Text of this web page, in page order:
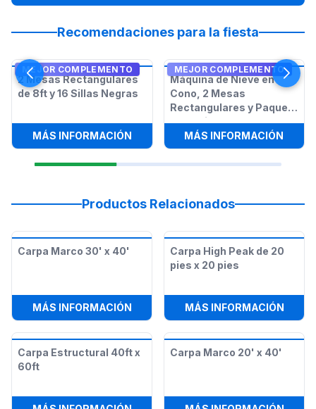
Recomendaciones para la fiesta
MEJOR COMPLEMENTO
2 Mesas Rectangulares
de 8ft y 16 Sillas Negras
MÁS INFORMACIÓN: 2 MESAS RECTANGULARES DE
MEJOR COMPLEMENTO
Máquina de Nieve en
Cono, 2 Mesas
Rectangulares y Paquete
de 12 Sillas
MÁS INFORMACIÓN
Productos Relacionados
Carpa Marco 30' x 40'
MÁS INFORMACIÓN: CARPA MARCO 30' X 40'
Carpa High Peak de 20
pies x 20 pies
MÁS INFORMACIÓN:
Carpa Estructural 40ft x
60ft
Carpa Marco 20' x 40'